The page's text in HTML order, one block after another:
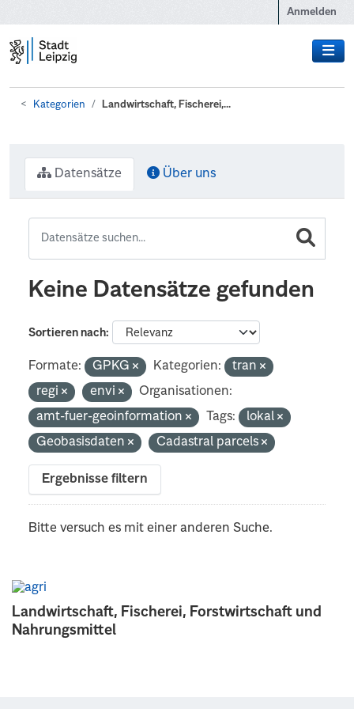
Anmelden
Kategorien Landwirtschaft, Fischerei,...
Landwirtschaft, Fischerei, Forstwirtschaft und
Nahrungsmittel
Datensätze Über uns
Keine Datensätze gefunden
Sortieren nach
Formate: GPKG Kategorien:
tran
regi
envi
Organisationen:
amt-fuer-geoinformation
Tags:
lokal
Geobasisdaten
Cadastral parcels
Ergebnisse filtern
Bitte versuch es mit einer anderen Suche.